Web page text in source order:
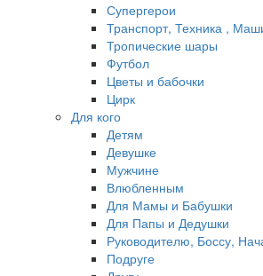
Супергерои
Транспорт, Техника ,
Тропические шары
Футбол
Цветы и бабочки
Цирк
Для кого
Детям
Девушке
Мужчине
Влюбленным
Для Мамы и Бабушки
Для Папы и Дедушки
Руководителю, Боссу,
Подруге